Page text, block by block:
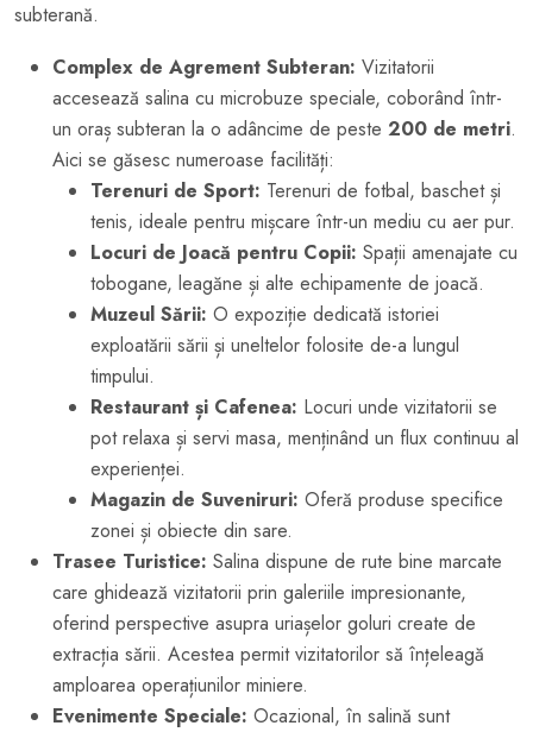
subterană.
Complex de Agrement Subteran: Vizitatorii
accesează salina cu microbuze speciale, coborând într-
un oraș subteran la o adâncime de peste 200 de metri.
Aici se găsesc numeroase facilități:
Terenuri de Sport: Terenuri de fotbal, baschet și
tenis, ideale pentru mișcare într-un mediu cu aer pur.
Locuri de Joacă pentru Copii: Spații amenajate cu
tobogane, leagăne și alte echipamente de joacă.
Muzeul Sării: O expoziție dedicată istoriei
exploatării sării și uneltelor folosite de-a lungul
timpului.
Restaurant și Cafenea: Locuri unde vizitatorii se
pot relaxa și servi masa, menținând un flux continuu al
experienței.
Magazin de Suveniruri: Oferă produse specifice
zonei și obiecte din sare.
Trasee Turistice: Salina dispune de rute bine marcate
care ghidează vizitatorii prin galeriile impresionante,
oferind perspective asupra uriașelor goluri create de
extracția sării. Acestea permit vizitatorilor să înțeleagă
amploarea operațiunilor miniere.
Evenimente Speciale: Ocazional, în salină sunt